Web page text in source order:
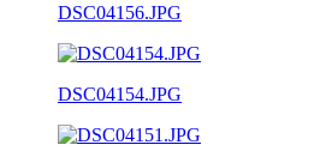
DSC04156.JPG
DSC04154.JPG